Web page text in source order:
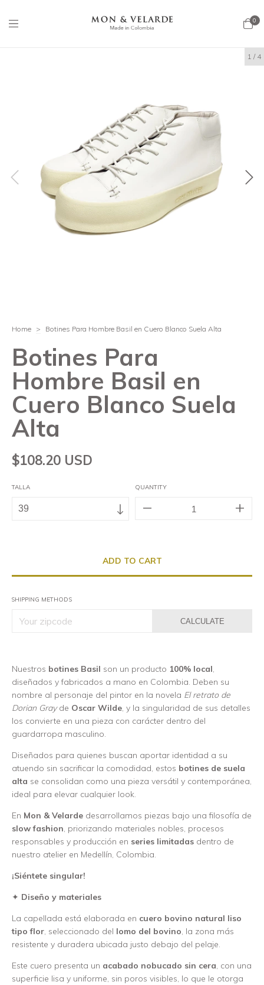
0
1 / 4
Home > Botines Para Hombre Basil en Cuero Blanco Suela Alta
Botines Para
Hombre Basil en
Cuero Blanco Suela
Alta
$108.20 USD
TALLA QUANTITY
SHIPPING METHODS
CALCULATE
Nuestros botines Basil son un producto 100% local,
diseñados y fabricados a mano en Colombia. Deben su
nombre al personaje del pintor en la novela El retrato de
Dorian Grayde Oscar Wilde, y la singularidad de sus detalles
los convierte en una pieza con carácter dentro del
guardarropa masculino.
Diseñados para quienes buscan aportar identidad a su
atuendo sin sacrificar la comodidad, estos botines de suela
alta se consolidan como una pieza versátil y contemporánea,
ideal para elevar cualquier look.
En Mon & Velarde desarrollamos piezas bajo una filosofía de
slow fashion, priorizando materiales nobles, procesos
responsables y producción en series limitadas dentro de
nuestro atelier en Medellín, Colombia.
¡Siéntete singular!
✦ Diseño y materiales
La capellada está elaborada en cuero bovino natural liso
tipo flor, seleccionado del lomo del bovino, la zona más
resistente y duradera ubicada justo debajo del pelaje.
Este cuero presenta un acabado nobucado sin cera, con una
superficie lisa y uniforme, sin poros visibles, lo que le otorga